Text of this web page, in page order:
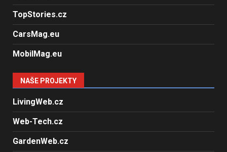
TopStories.cz
CarsMag.eu
MobilMag.eu
NAŠE PROJEKTY
LivingWeb.cz
Web-Tech.cz
GardenWeb.cz